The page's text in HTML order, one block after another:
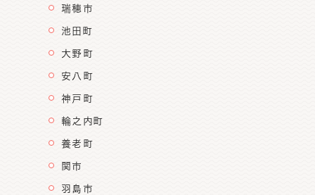
瑞穂市
池田町
大野町
安八町
神戸町
輪之内町
養老町
関市
羽島市